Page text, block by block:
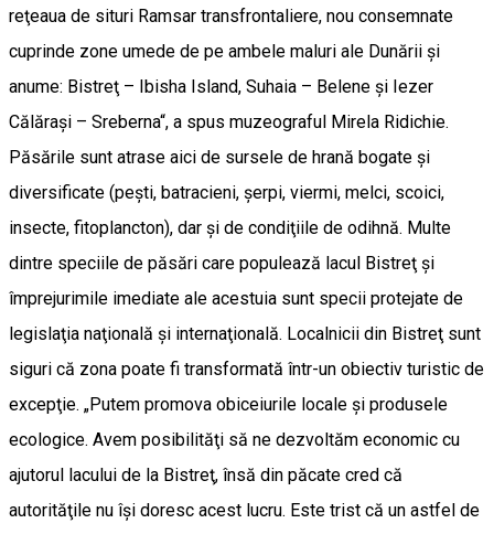
reţeaua de situri Ramsar transfrontaliere, nou consemnate
cuprinde zone umede de pe ambele maluri ale Dunării şi
anume: Bistreţ – Ibisha Island, Suhaia – Belene şi Iezer
Călăraşi – Sreberna“, a spus muzeograful Mirela Ridichie.
Păsările sunt atrase aici de sursele de hrană bogate şi
diversificate (peşti, batracieni, şerpi, viermi, melci, scoici,
insecte, fitoplancton), dar şi de condiţiile de odihnă. Multe
dintre speciile de păsări care populează lacul Bistreţ şi
împrejurimile imediate ale acestuia sunt specii protejate de
legislaţia naţională şi internaţională. Localnicii din Bistreţ sunt
siguri că zona poate fi transformată într-un obiectiv turistic de
excepţie. „Putem promova obiceiurile locale şi produsele
ecologice. Avem posibilităţi să ne dezvoltăm economic cu
ajutorul lacului de la Bistreţ, însă din păcate cred că
autorităţile nu îşi doresc acest lucru. Este trist că un astfel de